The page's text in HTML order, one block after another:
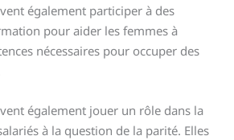
également participer à des
pour aider les femmes à
nécessaires pour occuper des
également jouer un rôle dans la
à la question de la parité. Elles